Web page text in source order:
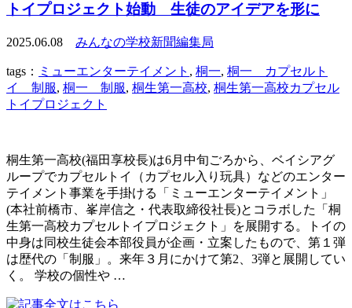
トイプロジェクト始動 生徒のアイデアを形に
2025.06.08 みんなの学校新聞編集局
tags： ミューエンターテイメント , 桐一, 桐一 カプセルト
イ 制服, 桐一 制服, 桐生第一高校, 桐生第一高校カプセル
トイプロジェクト
桐生第一高校(福田享校長)は6月中旬ごろから、ベイシアグ
ループでカプセルトイ（カプセル入り玩具）などのエンター
テイメント事業を手掛ける「ミューエンターテイメント」
(本社前橋市、峯岸信之・代表取締役社長)とコラボした「桐
生第一高校カプセルトイプロジェクト」を展開する。トイの
中身は同校生徒会本部役員が企画・立案したもので、第１弾
は歴代の「制服」。来年３月にかけて第2、3弾と展開してい
く。 学校の個性や …